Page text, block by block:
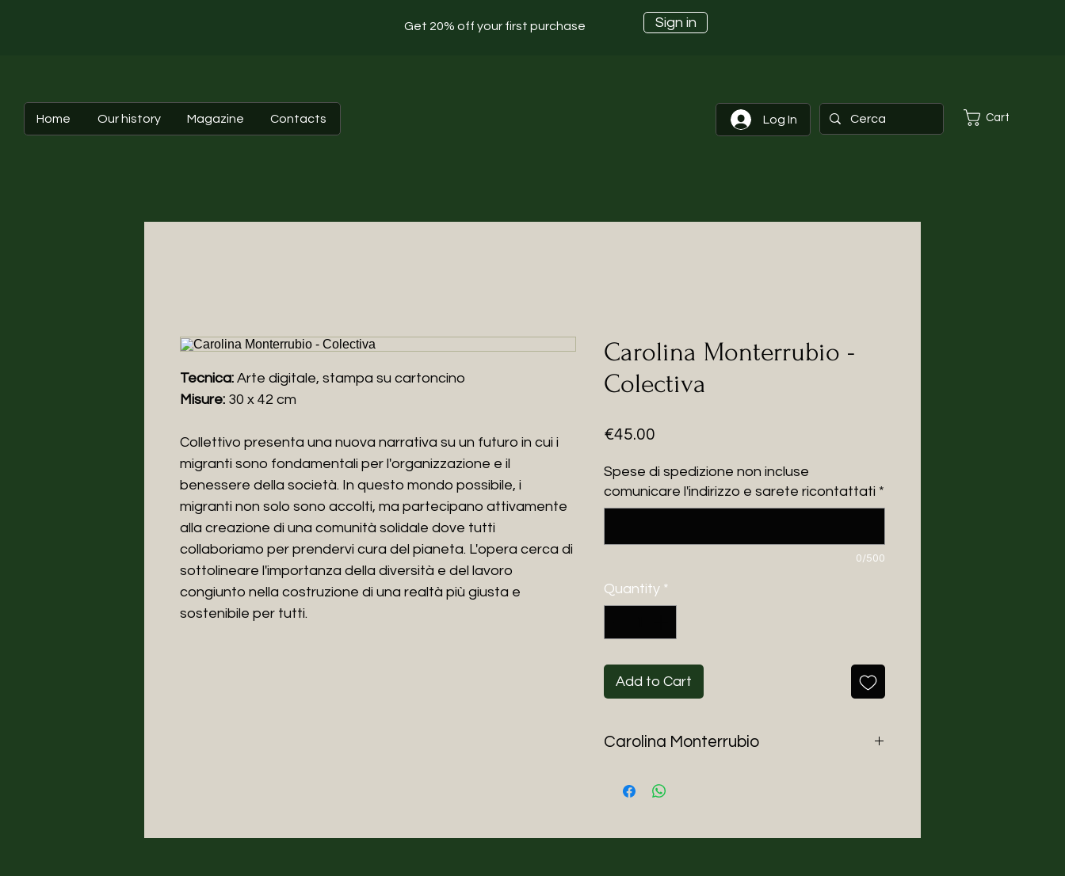
Get 20% off your first purchase Sign in
Home Our history Magazine Contacts Log In Cart
Tecnica: Arte digitale, stampa su cartoncino
Misure: 30 x 42 cm
Collettivo presenta una nuova narrativa su un futuro in cui i
migranti sono fondamentali per l'organizzazione e il
benessere della società. In questo mondo possibile, i
migranti non solo sono accolti, ma partecipano attivamente
alla creazione di una comunità solidale dove tutti
collaboriamo per prendervi cura del pianeta. L'opera cerca di
sottolineare l'importanza della diversità e del lavoro
congiunto nella costruzione di una realtà più giusta e
sostenibile per tutti.
Carolina Monterrubio -
Colectiva
€45.00
Spese di spedizione non incluse
comunicare l'indirizzo e sarete ricontattati *
0/500
Quantity *
Add to Cart
Carolina Monterrubio
Artista multidisciplinare messicana